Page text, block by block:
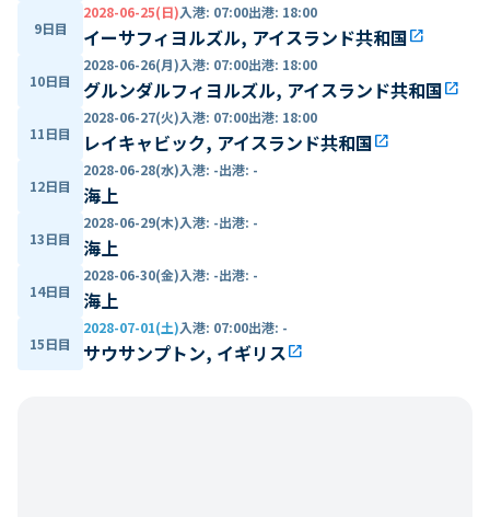
9日目
2028-06-25(日)入港: 07:00出港: 18:00
イーサフィヨルズル, アイスランド共和国open_in_new
10日目
2028-06-26(月)入港: 07:00出港: 18:00
グルンダルフィヨルズル, アイスランド共和国open_in_new
11日目
2028-06-27(火)入港: 07:00出港: 18:00
レイキャビック, アイスランド共和国open_in_new
12日目
2028-06-28(水)入港: -出港: -
海上
13日目
2028-06-29(木)入港: -出港: -
海上
14日目
2028-06-30(金)入港: -出港: -
海上
15日目
2028-07-01(土)入港: 07:00出港: -
サウサンプトン, イギリスopen_in_new